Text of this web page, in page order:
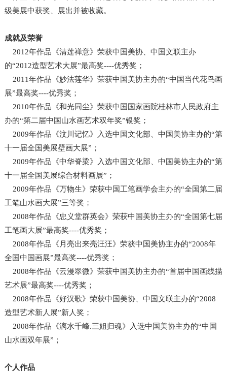
级美展中获奖、展出并被收藏。
成就及荣誉
2012年作品《清莲禅意》荣获中国美协、中国文联主办
的“2012造型艺术大展”最高奖----优秀奖；
2011年作品《妙法莲华》荣获中国美协主办的“中国当代花鸟画
展”最高奖----优秀奖；
2010年作品《和光同尘》荣获中国国家画院桂林市人民政府主
办的“第二届中国山水画艺术双年奖”银奖；
2009年作品《汶川记忆》入选中国文化部、中国美协主办的“第
十一届全国美展壁画大展”；
2009年作品《中华脊梁》入选中国文化部、中国美协主办的“第
十一届全国美展综合材料画展”；
2009年作品《万物生》荣获中国工笔画学会主办的“全国第二届
工笔山水画大展”三等奖；
2008年作品《忠义堂群英会》荣获中国美协主办的“全国第七届
工笔画大展”最高奖----优秀奖；
2008年作品《月亮出来亮汪汪》荣获中国美协主办的“2008年
全国中国画展”最高奖----优秀奖；
2008年作品《云漫翠微》荣获中国美协主办的“首届中国画线描
艺术展”最高奖----优秀奖；
2008年作品《好汉歌》荣获中国美协、中国文联主办的“2008
造型艺术新人展”新人奖；
2008年作品《漓水千峰.三姐归魂》入选中国美协主办的“中国
山水画双年展”；
个人作品